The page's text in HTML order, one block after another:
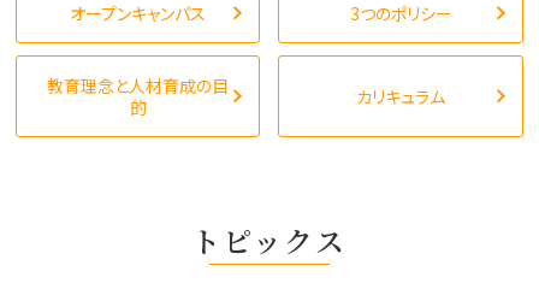
オープンキャンパス 3つのポリシー
教育理念と人材育成の目
的
カリキュラム
トピックス